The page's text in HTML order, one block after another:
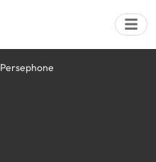
Persephone